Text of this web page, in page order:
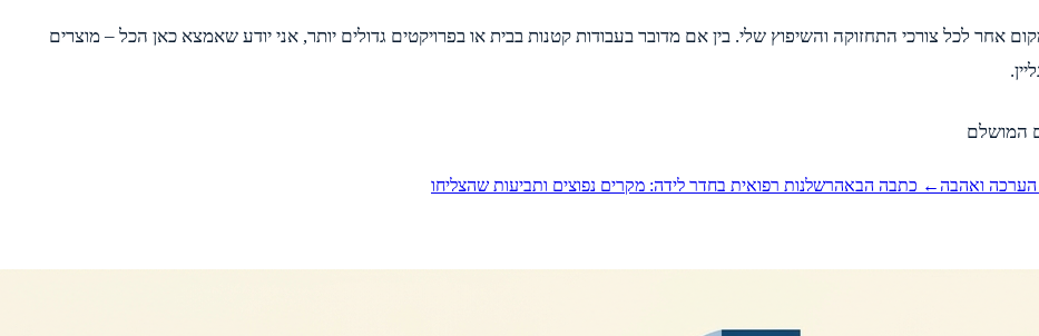
לכל צורכי התחזוקה והשיפוץ שלי. בין אם מדובר בעבודות קטנות בבית או בפרויקטים גדולים יותר, אני יודע שאמצא כאן הכל – מוצרים
הערכה ואהבה← כתבה הבאהרשלנות רפואית בחדר לידה: מקרים נפוצים ותביעות שהצליחו